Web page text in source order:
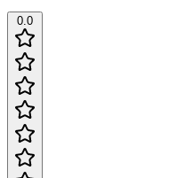
0.0